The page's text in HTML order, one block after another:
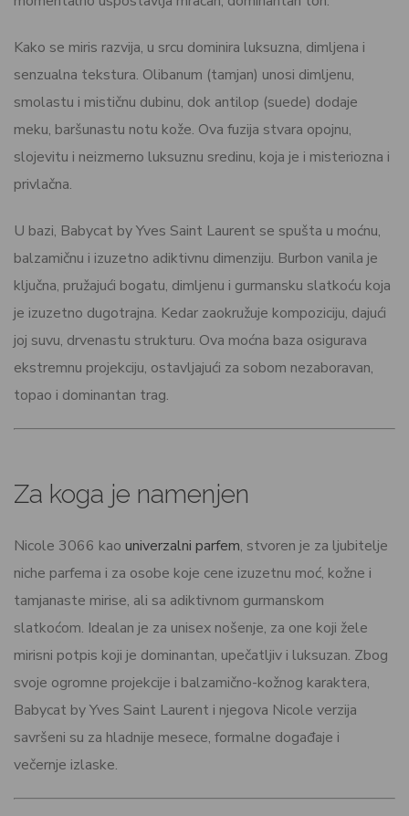
Kako se miris razvija, u srcu dominira luksuzna, dimljena i
senzualna tekstura. Olibanum (tamjan) unosi dimljenu,
smolastu i mističnu dubinu, dok antilop (suede) dodaje
meku, baršunastu notu kože. Ova fuzija stvara opojnu,
slojevitu i neizmerno luksuznu sredinu, koja je i misteriozna i
privlačna.
U bazi, Babycat by Yves Saint Laurent se spušta u moćnu,
balzamičnu i izuzetno adiktivnu dimenziju. Burbon vanila je
ključna, pružajući bogatu, dimljenu i gurmansku slatkoću koja
je izuzetno dugotrajna. Kedar zaokružuje kompoziciju, dajući
joj suvu, drvenastu strukturu. Ova moćna baza osigurava
ekstremnu projekciju, ostavljajući za sobom nezaboravan,
topao i dominantan trag.
Za koga je namenjen
Nicole 3066 kao univerzalni parfem, stvoren je za ljubitelje
niche parfema i za osobe koje cene izuzetnu moć, kožne i
tamjanaste mirise, ali sa adiktivnom gurmanskom
slatkoćom. Idealan je za unisex nošenje, za one koji žele
mirisni potpis koji je dominantan, upečatljiv i luksuzan. Zbog
svoje ogromne projekcije i balzamično-kožnog karaktera,
Babycat by Yves Saint Laurent i njegova Nicole verzija
savršeni su za hladnije mesece, formalne događaje i
večernje izlaske.